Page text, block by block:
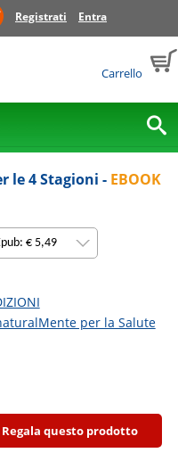
Registrati Entra
Carrello
le 4 Stagioni - EBOOK
€ 5,49
per la Salute
Regala questo prodotto